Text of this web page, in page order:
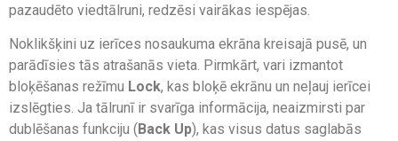
pazaudēto viedtālruni, redzēsi vairākas iespējas.
Noklikšķini uz ierīces nosaukuma ekrāna kreisajā pusē, un
parādīsies tās atrašanās vieta. Pirmkārt, vari izmantot
bloķēšanas režīmu Lock, kas bloķē ekrānu un neļauj ierīcei
izslēgties. Ja tālrunī ir svarīga informācija, neaizmirsti par
dublēšanas funkciju ( Back Up), kas visus datus saglabās